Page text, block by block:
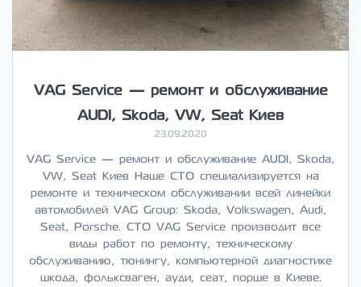
VAG Service — ремонт и обслуживание
AUDI, Skoda, VW, Seat Киев
23.09.2020
VAG Service — ремонт и обслуживание AUDI, Skoda,
VW, Seat Киев Наше СТО специализируется на
ремонте и техническом обслуживании всей линейки
автомобилей VAG Group: Skoda, Volkswagen, Audi,
Seat, Porsche. СТО VAG Service производит все
виды работ по ремонту, техническому
обслуживанию, тюнингу, компьютерной диагностике
шкода, фольксваген, ауди, сеат, порше в Киеве.